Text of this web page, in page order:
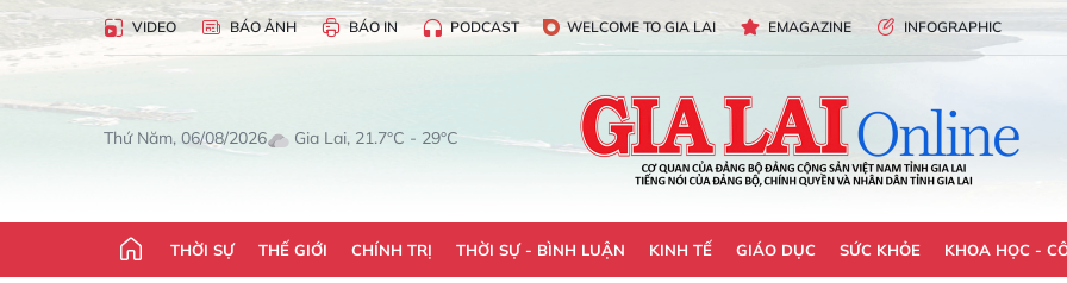
VIDEO BÁO ẢNH BÁO IN PODCAST WELCOME TO GIA LAI EMAGAZINE INFOGRAPHIC
Thứ Năm, 06/08/2026 Gia Lai, 21.7°C - 29°C
THỜI SỰ THẾ GIỚI CHÍNH TRỊ THỜI SỰ - BÌNH LUẬN KINH TẾ GIÁO DỤC SỨC KHỎE KHOA HỌC -